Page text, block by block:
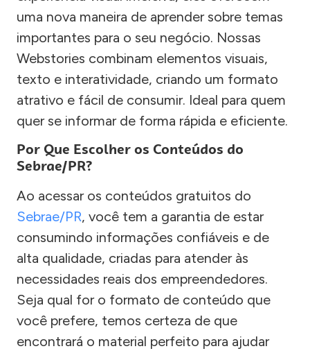
uma nova maneira de aprender sobre temas
importantes para o seu negócio. Nossas
Webstories combinam elementos visuais,
texto e interatividade, criando um formato
atrativo e fácil de consumir. Ideal para quem
quer se informar de forma rápida e eficiente.
Por Que Escolher os Conteúdos do
Sebrae/PR?
Ao acessar os conteúdos gratuitos do
Sebrae/PR, você tem a garantia de estar
consumindo informações confiáveis e de
alta qualidade, criadas para atender às
necessidades reais dos empreendedores.
Seja qual for o formato de conteúdo que
você prefere, temos certeza de que
encontrará o material perfeito para ajudar